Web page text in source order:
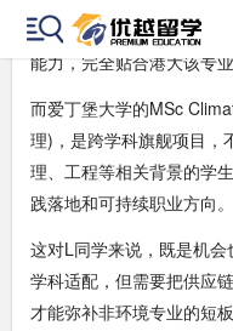
分析、数据清洗等技能，
能力，完全贴合港大该专业
而爱丁堡大学的MSc
理)，是跨学科旗舰项目，
理、工程等相关背景的学
践落地和可持续职业方向。
这对L同学来说，既是机
学科适配，但需要把供应
才能弥补非环境专业的短板